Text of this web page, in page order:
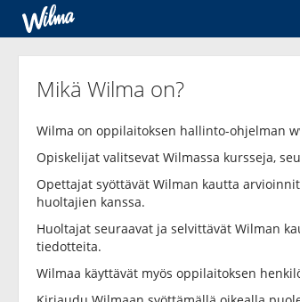
Mikä Wilma on?
Wilma on oppilaitoksen hallinto-ohjelman
Opiskelijat valitsevat Wilmassa kursseja,
Opettajat syöttävät Wilman kautta
huoltajien kanssa.
Huoltajat seuraavat ja selvittävät Wilman
tiedotteita.
Wilmaa käyttävät myös oppilaitoksen